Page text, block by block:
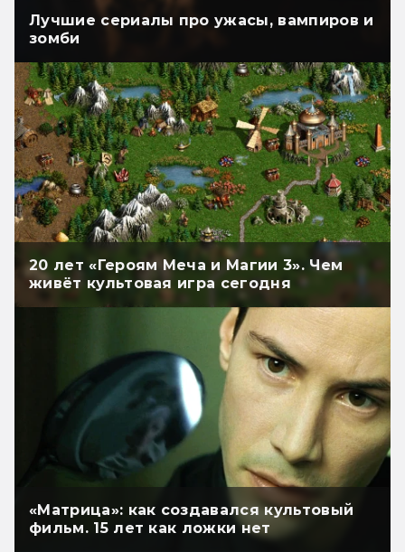
Лучшие сериалы про ужасы, вампиров и
зомби
20 лет «Героям Меча и Магии 3». Чем
живёт культовая игра сегодня
«Матрица»: как создавался культовый
фильм. 15 лет как ложки нет